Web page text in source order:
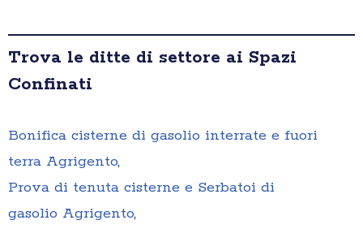
Trova le ditte di settore ai Spazi
Confinati
Bonifica cisterne di gasolio interrate e fuori
terra Agrigento,
Prova di tenuta cisterne e Serbatoi di
gasolio Agrigento,